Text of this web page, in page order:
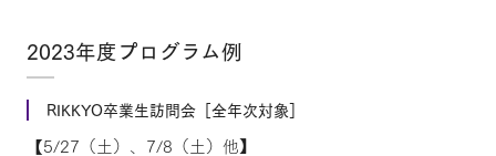
2023年度プログラム例
RIKKYO卒業生訪問会［全年次対象］
【5/27（土）、7/8（土）他】